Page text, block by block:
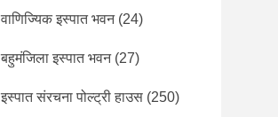
वाणिज्यिक इस्पात भवन(24)
बहुमंजिला इस्पात भवन(27)
इस्पात संरचना पोल्ट्री हाउस (250)